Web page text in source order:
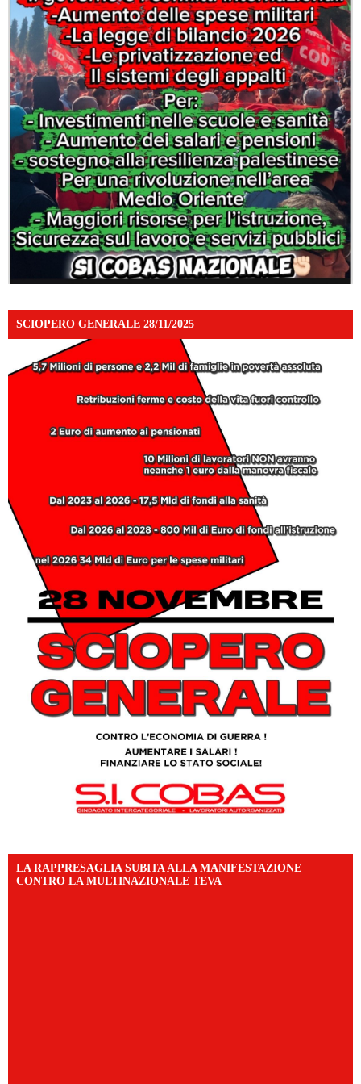
SCIOPERO GENERALE 28/11/2025
LA RAPPRESAGLIA SUBITA ALLA MANIFESTAZIONE
CONTRO LA MULTINAZIONALE TEVA